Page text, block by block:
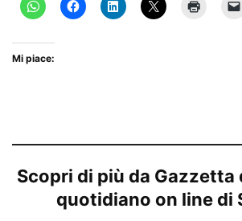
Mi piace:
Scopri di più da Gazzetta
quotidiano on line di